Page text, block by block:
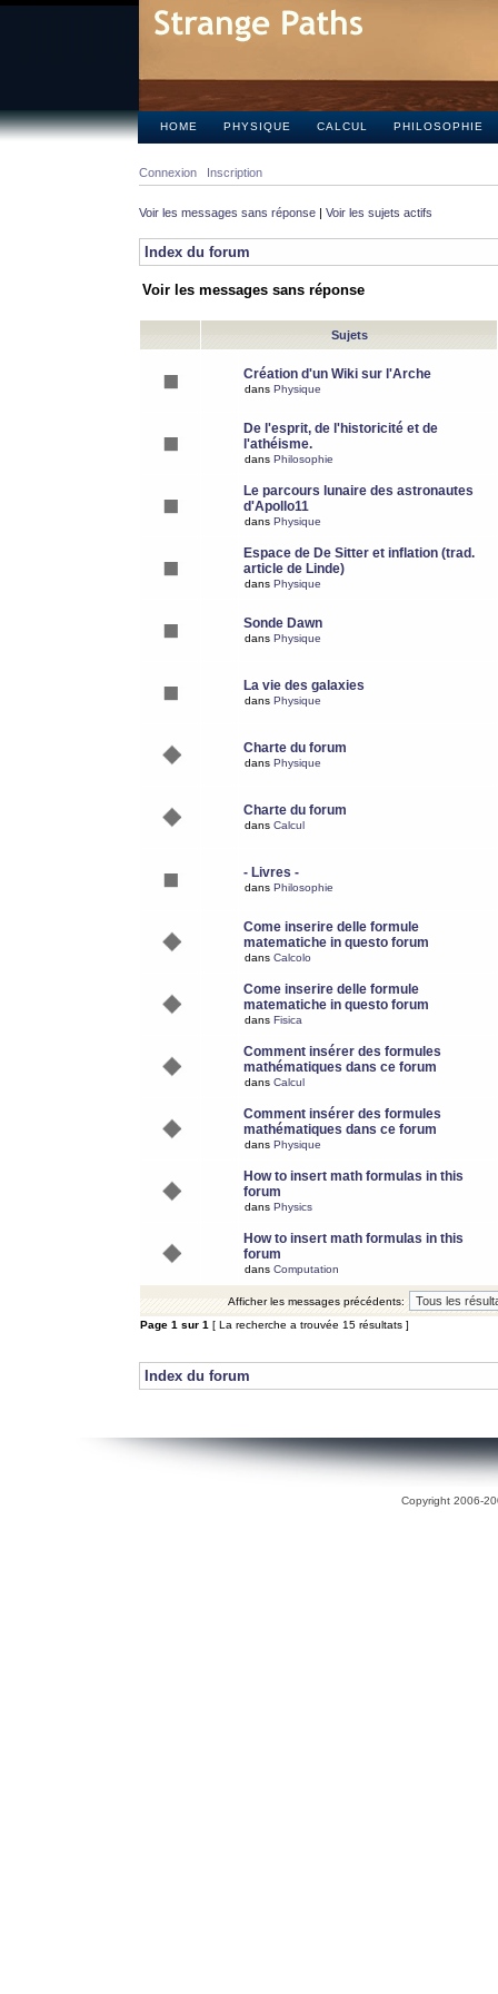
HOME PHYSIQUE CALCUL PHILOSOPHIE
Connexion Inscription
Voir les messages sans réponse | Voir les sujets actifs
Index du forum
Voir les messages sans réponse
Sujets
Création d'un Wiki sur l'Arche
dans Physique
De l'esprit, de l'historicité et de
l'athéisme.
dans Philosophie
Le parcours lunaire des astronautes
d'Apollo11
dans Physique
Espace de De Sitter et inflation (trad.
article de Linde)
dans Physique
Sonde Dawn
dans Physique
La vie des galaxies
dans Physique
Charte du forum
dans Physique
Charte du forum
dans Calcul
- Livres -
dans Philosophie
Come inserire delle formule
matematiche in questo forum
dans Calcolo
Come inserire delle formule
matematiche in questo forum
dans Fisica
Comment insérer des formules
mathématiques dans ce forum
dans Calcul
Comment insérer des formules
mathématiques dans ce forum
dans Physique
How to insert math formulas in this
forum
dans Physics
How to insert math formulas in this
forum
dans Computation
Afficher les messages précédents:
Page 1 sur 1 [ La recherche a trouvée 15 résultats ]
Index du forum
Copyright 2006-